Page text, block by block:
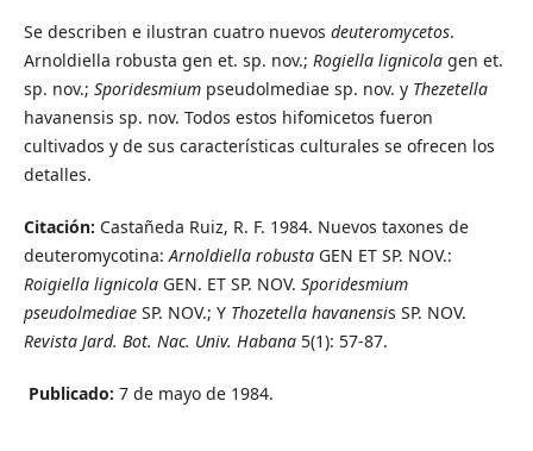
Se describen e ilustran cuatro nuevos deuteromycetos.
Arnoldiella robusta gen et. sp. nov.; Rogiella lignicolagen et.
sp. nov.; Sporidesmiumpseudolmediae sp. nov. y Thezetella
havanensis sp. nov. Todos estos hifomicetos fueron
cultivados y de sus características culturales se ofrecen los
detalles.
Citación: Castañeda Ruiz, R. F. 1984. Nuevos taxones de
deuteromycotina:Arnoldiella robustaGEN ET SP. NOV.:
Roigiella lignicola GEN. ET SP. NOV. Sporidesmium
pseudolmediaeSP. NOV.; Y Thozetella havanensis SP. NOV.
Revista Jard. Bot. Nac. Univ. Habana 5(1): 57-87.
Publicado: 7 de mayo de 1984.